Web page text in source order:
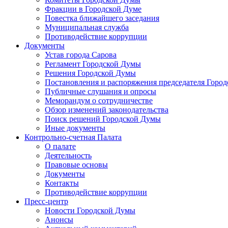
Фракции в Городской Думе
Повестка ближайшего заседания
Муниципальная служба
Противодействие коррупции
Документы
Устав города Сарова
Регламент Городской Думы
Решения Городской Думы
Постановления и распоряжения председателя
Публичные слушания и опросы
Меморандум о сотрудничестве
Обзор изменений законодательства
Поиск решений Городской Думы
Иные документы
Контрольно-счетная Палата
О палате
Деятельность
Правовые основы
Документы
Контакты
Противодействие коррупции
Пресс-центр
Новости Городской Думы
Анонсы